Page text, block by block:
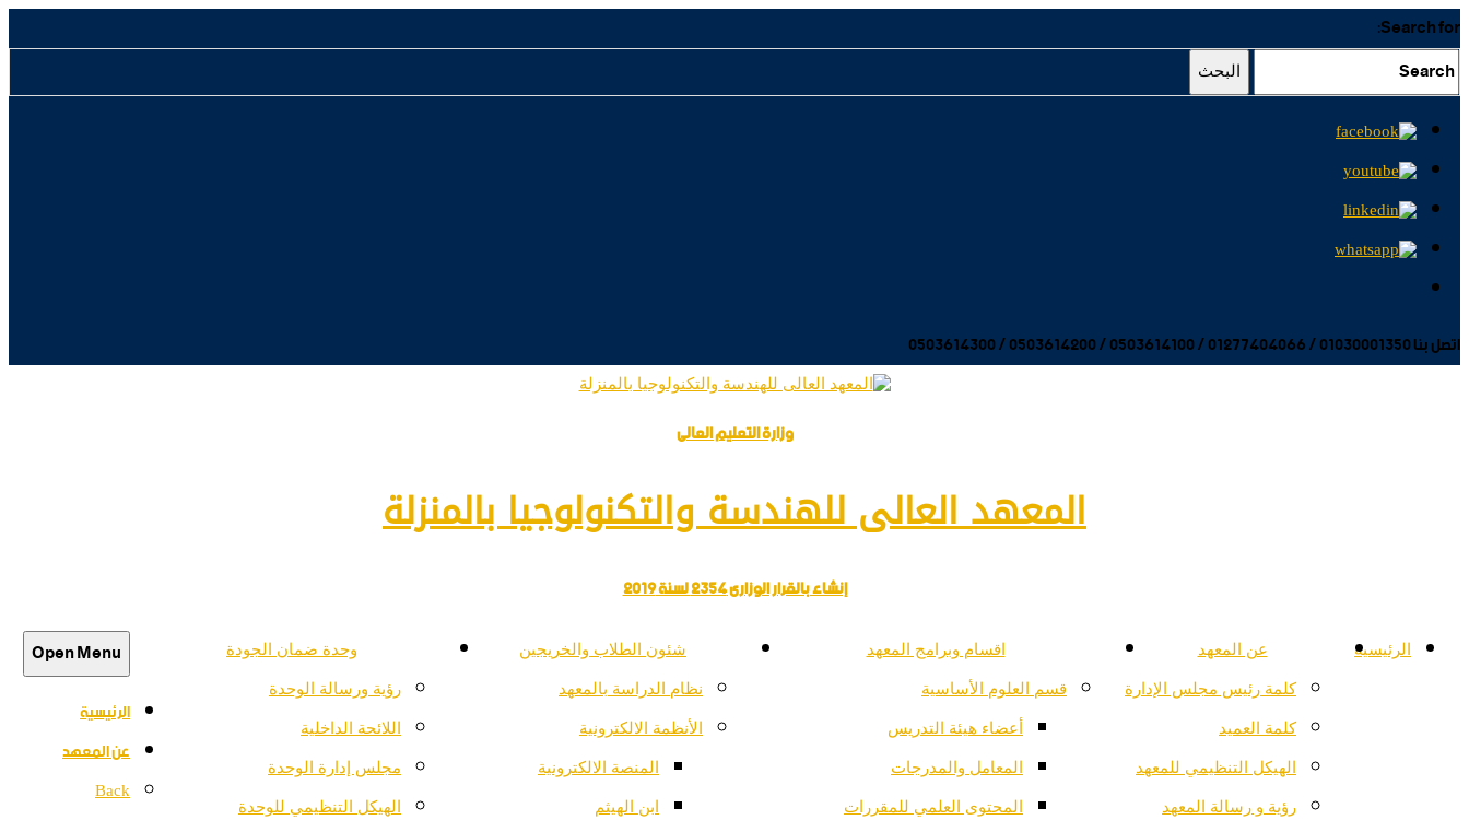
Search for:
البحث
اتصل بنا 01030001350 / 01277404066 / 0503614100 / 0503614200 / 0503614300
وزارة التعليم العالى
المعهد العالى للهندسة والتكنولوجيا بالمنزلة
إنشاء بالقرار الوزارى 2354 لسنة 2019
الرئيسية عن المعهد
كلمة رئيس مجلس الإدارة
كلمة العميد
الهيكل التنظيمي للمعهد
رؤية و رسالة المعهد
اقسام وبرامج المعهد
قسم العلوم الأساسية
أعضاء هيئة التدريس
المعامل والمدرجات
المحتوى العلمي للمقررات
شئون الطلاب والخريجين
نظام الدراسة بالمعهد
الأنظمة الالكترونية
المنصة الالكترونية
ابن الهيثم
وحدة ضمان الجودة
رؤية ورسالة الوحدة
اللائحة الداخلية
مجلس إدارة الوحدة
الهيكل التنظيمي للوحدة
Open Menu
الرئيسية
عن المعهد
Back